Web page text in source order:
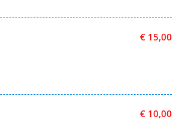
€ 15,00
€ 10,00